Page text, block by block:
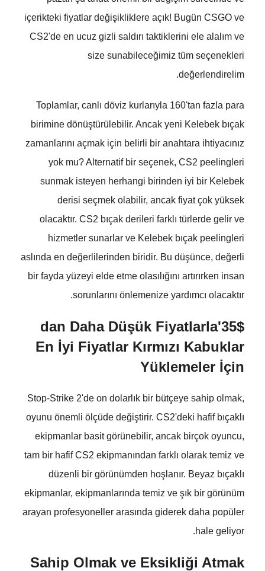
içerikteki fiyatlar değişikliklere açık! Bugün CSGO ve
CS2'de en ucuz gizli saldırı taktiklerini ele alalım ve
size sunabileceğimiz tüm seçenekleri
değerlendirelim.
Toplamlar, canlı döviz kurlarıyla 160'tan fazla para
birimine dönüştürülebilir. Ancak yeni Kelebek bıçak
zamanlarını açmak için belirli bir anahtara ihtiyacınız
yok mu? Alternatif bir seçenek, CS2 peelingleri
sunmak isteyen herhangi birinden iyi bir Kelebek
derisi seçmek olabilir, ancak fiyat çok yüksek
olacaktır. CS2 bıçak derileri farklı türlerde gelir ve
hizmetler sunarlar ve Kelebek bıçak peelingleri
aslında en değerlilerinden biridir. Bu düşünce, değerli
bir fayda yüzeyi elde etme olasılığını artırırken insan
sorunlarını önlemenize yardımcı olacaktır.
35$'dan Daha Düşük Fiyatlarla
En İyi Fiyatlar Kırmızı Kabuklar
Yüklemeler İçin
Stop-Strike 2'de on dolarlık bir bütçeye sahip olmak,
oyunu önemli ölçüde değiştirir. CS2'deki hafif bıçaklı
ekipmanlar basit görünebilir, ancak birçok oyuncu,
tam bir hafif CS2 ekipmanından farklı olarak temiz ve
düzenli bir görünümden hoşlanır. Beyaz bıçaklı
ekipmanlar, ekipmanlarında temiz ve şık bir görünüm
arayan profesyoneller arasında giderek daha popüler
hale geliyor.
Sahip Olmak ve Eksikliği Atmak